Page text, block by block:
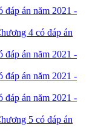
đáp án năm 2021 -
4 có đáp án
đáp án năm 2021 -
đáp án năm 2021 -
đáp án năm 2021 -
5 có đáp án